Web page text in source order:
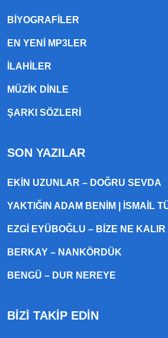
BIYOGRAFILER
EN YENI MP3LER
ILAHILER
MÜZIK DINLE
ŞARKI SÖZLERI
SON YAZILAR
EKIN UZUNLAR – DOĞRU SEVDA
YAKTIĞIN ADAM BENIM | İSMAIL
EZGI EYÜBOĞLU – BIZE NE KALIR
BERKAY – NANKÖRDÜK
BENGÜ – DUR NEREYE
BİZİ TAKİP EDİN